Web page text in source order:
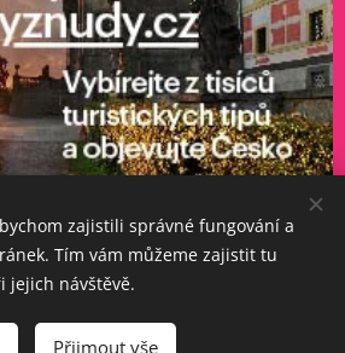
s.r.o. všechna práva vyhrazena
zajistili správné fungování a
Tím vám můžeme zajistit tu
jejich návštěvě.
Přijmout vše